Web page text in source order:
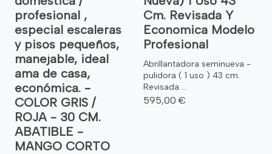
profesional ,
especial escaleras
y pisos pequeños,
manejable, ideal
ama de casa,
económica. -
COLOR GRIS /
ROJA - 30 CM.
ABATIBLE -
MANGO CORTO
Cm. Revisada Y
Economica Modelo
Profesional
Abrillantadora seminueva -
pulidora ( 1 uso ) 43 cm.
Revisada ...
595,00 €